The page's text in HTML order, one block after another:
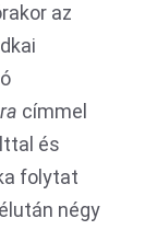
az
címmel
és
folytat
négy